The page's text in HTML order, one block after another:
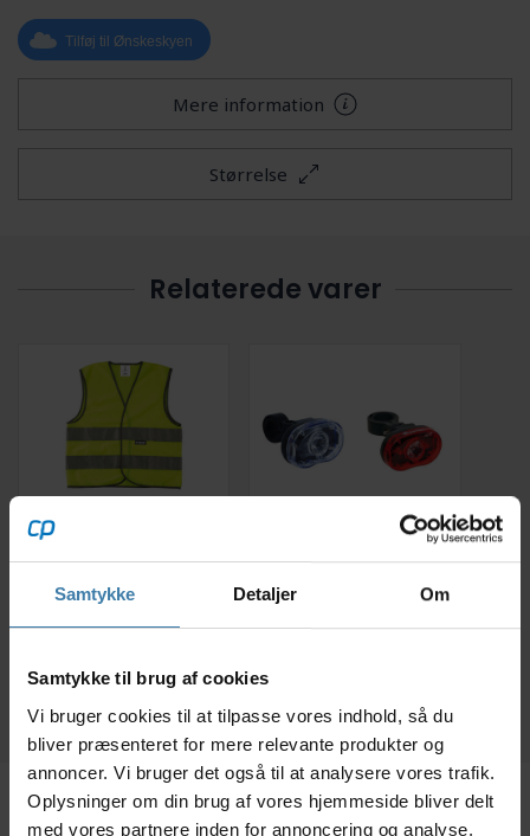
Samtykke Detaljer Om
Samtykke til brug af cookies
Vi bruger cookies til at tilpasse vores indhold, så du
bliver præsenteret for mere relevante produkter og
annoncer. Vi bruger det også til at analysere vores trafik.
Oplysninger om din brug af vores hjemmeside bliver delt
med vores partnere inden for annoncering og analyse.
Tilføj til Ønskeskyen
Mere information
Størrelse
Relaterede varer
Sikkerhedsvest med
reflekser til børn
49,00kr.
Køb nu
På lager
Lygtesæt Smart
Superflash med
139,00kr.
På lager
Beskrivelse Specifikationer Størrelse